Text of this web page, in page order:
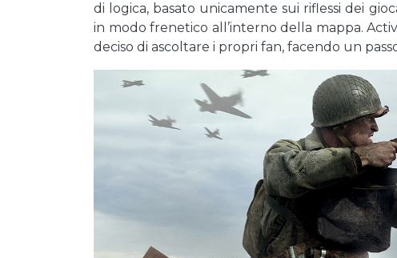
di logica, basato unicamente sui riflessi dei
in modo frenetico all’interno della mappa.
deciso di ascoltare i propri fan, facendo un